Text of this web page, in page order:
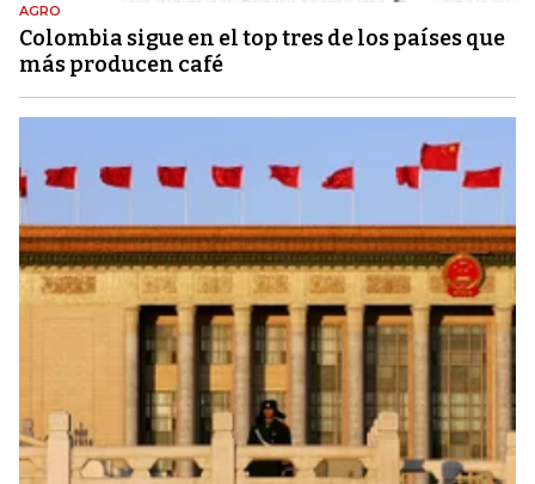
AGRO
Colombia sigue en el top tres de los países que
más producen café